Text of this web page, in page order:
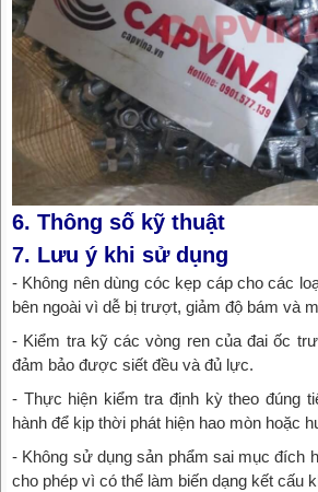
6. Thông số kỹ thuật
7. Lưu ý khi sử dụng
- Không nên dùng cóc kẹp cáp cho các
bên ngoài vì dễ bị trượt, giảm độ bám và
- Kiểm tra kỹ các vòng ren của đai ốc
đảm bảo được siết đều và đủ lực.
- Thực hiện kiểm tra định kỳ theo đúng
hành để kịp thời phát hiện hao mòn hoặc
- Không sử dụng sản phẩm sai mục đích
cho phép vì có thể làm biến dạng kết cấu